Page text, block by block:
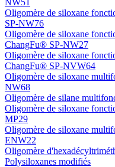
NW51
Oligomère de siloxane
SP-NW76
Oligomère de siloxane
ChangFu® SP-NW27
Oligomère de siloxane
ChangFu® SP-NVW64
Oligomère de siloxane
NW68
Oligomère de silane
Oligomère de siloxane
MP29
Oligomère de siloxane
ENW22
Oligomère
Polysiloxanes modifiés